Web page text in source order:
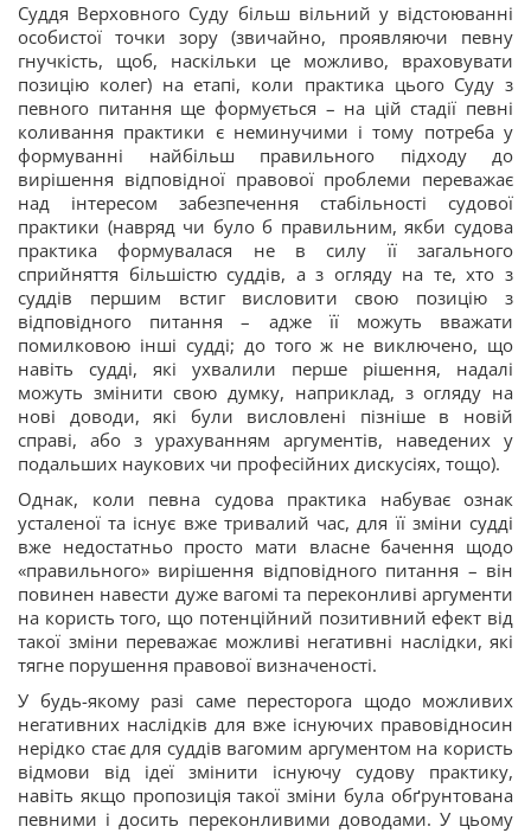
Суддя Верховного Суду більш вільний у відстоюванні
особистої точки зору (звичайно, проявляючи певну
гнучкість, щоб, наскільки це можливо, враховувати
позицію колег) на етапі, коли практика цього Суду з
певного питання ще формується – на цій стадії певні
коливання практики є неминучими і тому потреба у
формуванні найбільш правильного підходу до
вирішення відповідної правової проблеми переважає
над інтересом забезпечення стабільності судової
практики (навряд чи було б правильним, якби судова
практика формувалася не в силу її загального
сприйняття більшістю суддів, а з огляду на те, хто з
суддів першим встиг висловити свою позицію з
відповідного питання – адже її можуть вважати
помилковою інші судді; до того ж не виключено, що
навіть судді, які ухвалили перше рішення, надалі
можуть змінити свою думку, наприклад, з огляду на
нові доводи, які були висловлені пізніше в новій
справі, або з урахуванням аргументів, наведених у
подальших наукових чи професійних дискусіях, тощо).
Однак, коли певна судова практика набуває ознак
усталеної та існує вже тривалий час, для її зміни судді
вже недостатньо просто мати власне бачення щодо
«правильного» вирішення відповідного питання – він
повинен навести дуже вагомі та переконливі аргументи
на користь того, що потенційний позитивний ефект від
такої зміни переважає можливі негативні наслідки, які
тягне порушення правової визначеності.
У будь-якому разі саме пересторога щодо можливих
негативних наслідків для вже існуючих правовідносин
нерідко стає для суддів вагомим аргументом на користь
відмови від ідеї змінити існуючу судову практику,
навіть якщо пропозиція такої зміни була обґрунтована
певними і досить переконливими доводами. У цьому